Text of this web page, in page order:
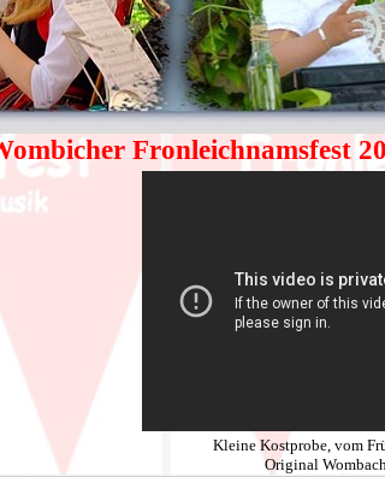
Fronleichnamsfest
Kleine Kostprobe, vom
Original